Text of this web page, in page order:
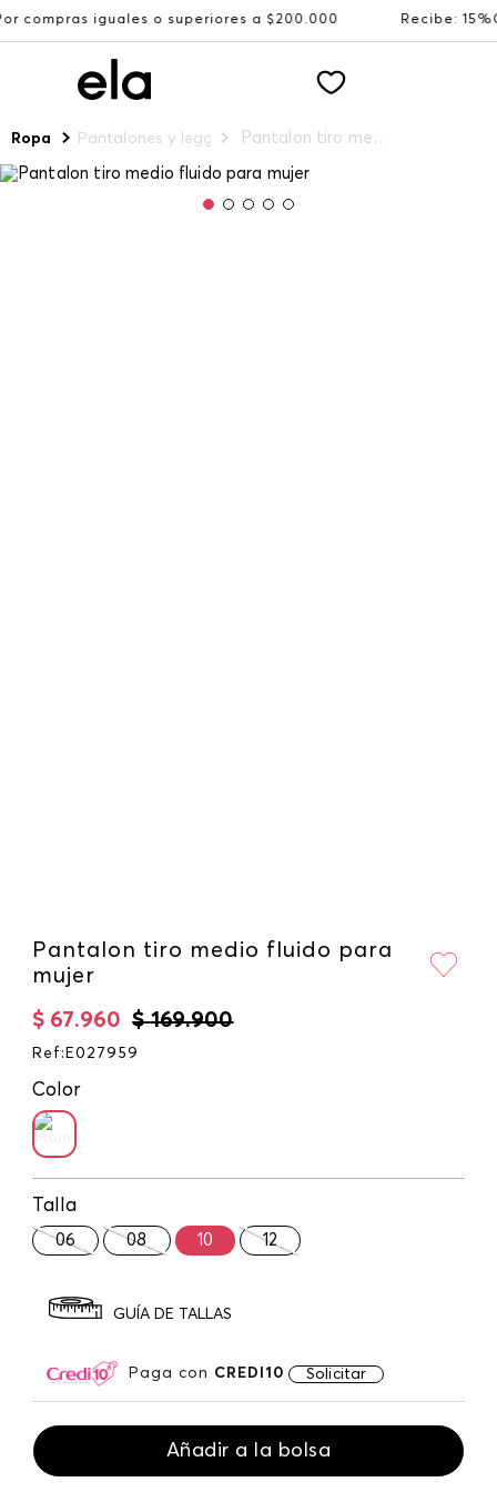
o superiores a $200.000 Recibe: 15%OFF
Ropa Pantalones y leggings Pantalon tiro medio fluido para mujer
Pantalon tiro medio fluido para
mujer
$ 169.900
$ 67.960
Ref : E027959
Color
Talla
06 08 10 12
GUÍA DE TALLAS
Paga con CREDI10 Solicitar
Añadir a la bolsa